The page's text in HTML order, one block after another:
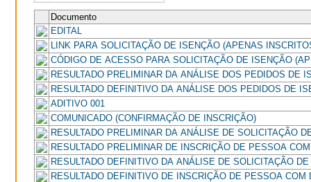
Documento
EDITAL
LINK PARA SOLICITAÇÃO DE ISENÇÃO (APENAS
CÓDIGO DE ACESSO PARA SOLICITAÇÃO DE ISENÇÃO
RESULTADO PRELIMINAR DA ANÁLISE DOS PEDIDOS DE
RESULTADO DEFINITIVO DA ANÁLISE DOS PEDIDOS DE
ADITIVO 001
COMUNICADO (CONFIRMAÇÃO DE INSCRIÇÃO)
RESULTADO PRELIMINAR DA ANÁLISE DE SOLICITAÇÃO
RESULTADO PRELIMINAR DE INSCRIÇÃO DE PESSOA
RESULTADO DEFINITIVO DA ANÁLISE DE SOLICITAÇÃO
RESULTADO DEFINITIVO DE INSCRIÇÃO DE PESSOA COM